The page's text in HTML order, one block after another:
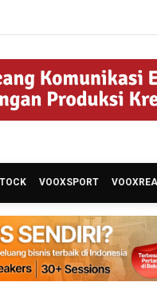
VOOXSPORT